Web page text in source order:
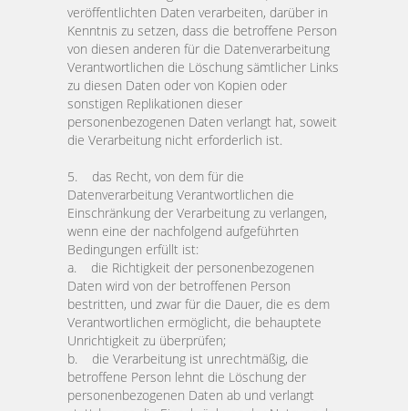
veröffentlichten Daten verarbeiten, darüber in
Kenntnis zu setzen, dass die betroffene Person
von diesen anderen für die Datenverarbeitung
Verantwortlichen die Löschung sämtlicher Links
zu diesen Daten oder von Kopien oder
sonstigen Replikationen dieser
personenbezogenen Daten verlangt hat, soweit
die Verarbeitung nicht erforderlich ist.
5. das Recht, von dem für die
Datenverarbeitung Verantwortlichen die
Einschränkung der Verarbeitung zu verlangen,
wenn eine der nachfolgend aufgeführten
Bedingungen erfüllt ist:
a. die Richtigkeit der personenbezogenen
Daten wird von der betroffenen Person
bestritten, und zwar für die Dauer, die es dem
Verantwortlichen ermöglicht, die behauptete
Unrichtigkeit zu überprüfen;
b. die Verarbeitung ist unrechtmäßig, die
betroffene Person lehnt die Löschung der
personenbezogenen Daten ab und verlangt